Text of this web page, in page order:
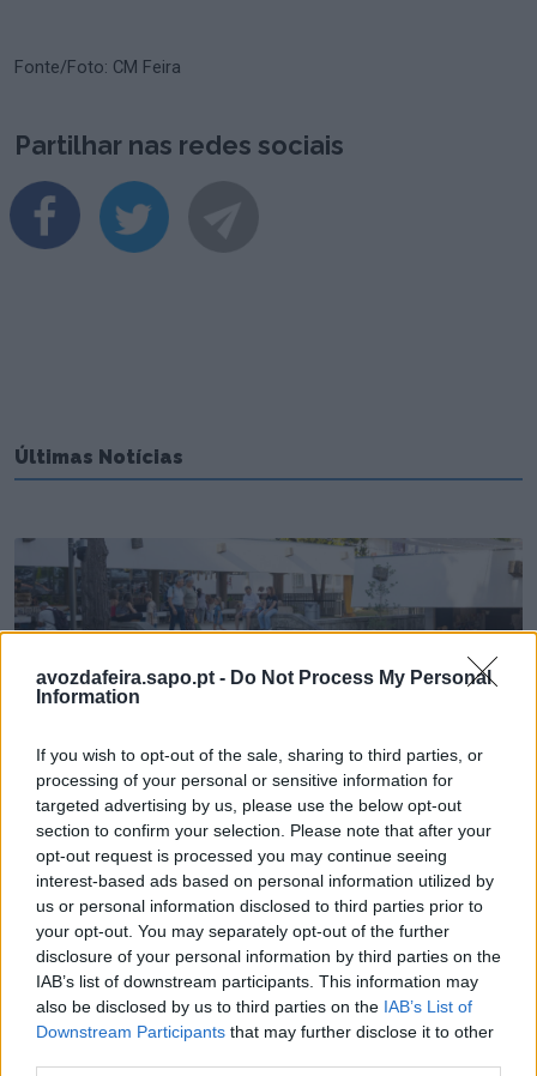
avozdafeira.sapo.pt - Do Not Process My Personal
Information
If you wish to opt-out of the sale, sharing to third parties, or
processing of your personal or sensitive information for
targeted advertising by us, please use the below opt-out
section to confirm your selection. Please note that after your
opt-out request is processed you may continue seeing
interest-based ads based on personal information utilized by
us or personal information disclosed to third parties prior to
your opt-out. You may separately opt-out of the further
disclosure of your personal information by third parties on the
IAB’s list of downstream participants. This information may
also be disclosed by us to third parties on the IAB’s List of
Downstream Participants that may further disclose it to other
Fonte/Foto: CM Feira
Partilhar nas redes sociais
Últimas Notícias
Descubra a alma do comércio local através dos
seus aromas e saberes
7/08/2026